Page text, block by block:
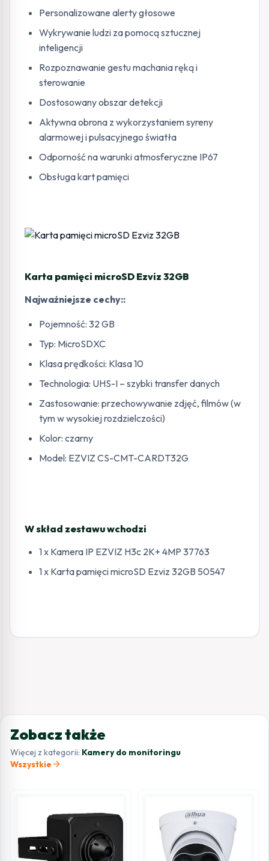
Personalizowane alerty głosowe
Wykrywanie ludzi za pomocą sztucznej
inteligencji
Rozpoznawanie gestu machania ręką i
sterowanie
Dostosowany obszar detekcji
Aktywna obrona z wykorzystaniem syreny
alarmowej i pulsacyjnego światła
Odporność na warunki atmosferyczne IP67
Obsługa kart pamięci
Karta pamięci microSD Ezviz 32GB
Najważniejsze cechy::
Pojemność: 32 GB
Typ: MicroSDXC
Klasa prędkości: Klasa 10
Technologia: UHS-I – szybki transfer danych
Zastosowanie: przechowywanie zdjęć, filmów (w
tym w wysokiej rozdzielczości)
Kolor: czarny
Model: EZVIZ CS-CMT-CARDT32G
W skład zestawu wchodzi
1 x Kamera IP EZVIZ H3c 2K+ 4MP 37763
1 x Karta pamięci microSD Ezviz 32GB 50547
Zobacz także
Więcej z kategorii: Kamery do monitoringu
Wszystkie arrow_forward